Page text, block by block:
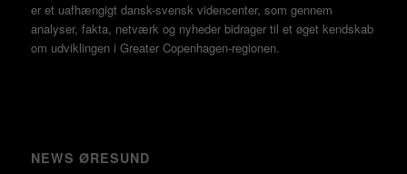
er et uafhængigt dansk-svensk videncenter, som gennem
analyser, fakta, netværk og nyheder bidrager til et øget kendskab
om udviklingen i Greater Copenhagen-regionen.
NEWS ØRESUND